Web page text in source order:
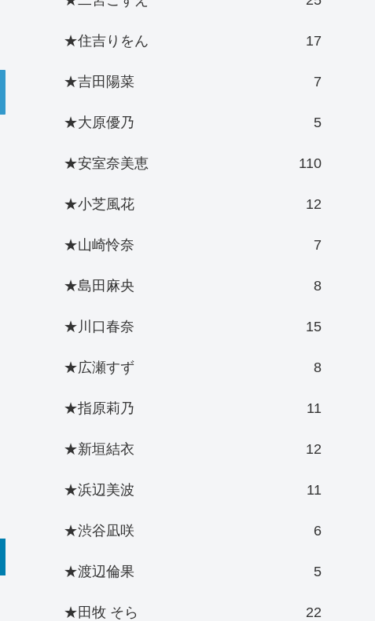
★住吉りをん 17
★吉田陽菜 7
★大原優乃 5
★安室奈美恵 110
★小芝風花 12
★山崎怜奈 7
★島田麻央 8
★川口春奈 15
★広瀬すず 8
★指原莉乃 11
★新垣結衣 12
★浜辺美波 11
★渋谷凪咲 6
★渡辺倫果 5
★田牧 そら 22